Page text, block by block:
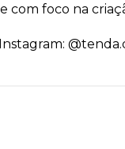
foco na